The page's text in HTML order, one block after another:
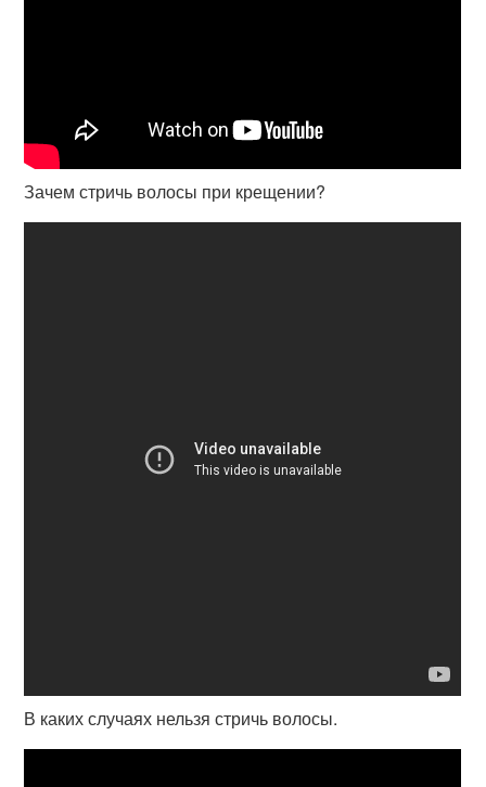
Зачем стричь волосы при крещении?
В каких случаях нельзя стричь волосы.